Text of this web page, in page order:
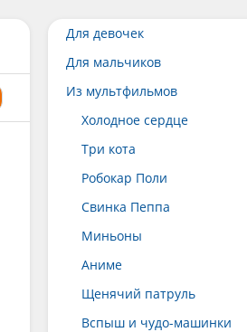
Для девочек
Для мальчиков
Из мультфильмов
Холодное сердце
Три кота
Робокар Поли
Свинка Пеппа
Миньоны
Аниме
Щенячий патруль
Вспыш и чудо-машинки